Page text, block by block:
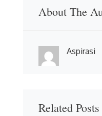
About The
Aspirasi
Related Posts